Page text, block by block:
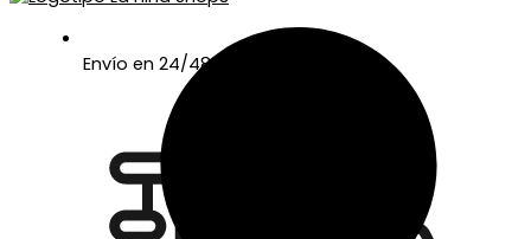
Envío en 24/48 horas laborables